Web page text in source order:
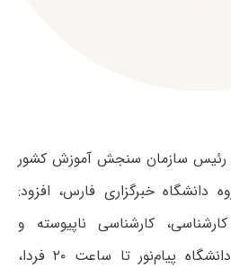
رئیس سازمان سنجش آموزش کشور
دانشگاه خبرگزاری فارس، افزود:
کارشناسی ناپیوسته و
کارشناسی ارشد سال ۹۱ دانشگاه پیام‌نور تا ساعت ۲۰ فردا،